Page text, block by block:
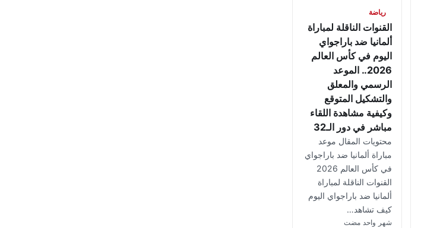
رياضة
القنوات الناقلة لمباراة
ألمانيا ضد باراجواي
اليوم في كأس العالم
2026.. الموعد
الرسمي والمعلق
والتشكيل المتوقع
وكيفية مشاهدة اللقاء
مباشر في دور الـ32
محتويات المقال موعد
مباراة ألمانيا ضد باراجواي
في كأس العالم 2026
القنوات الناقلة لمباراة
ألمانيا ضد باراجواي اليوم
كيف تشاهد…
شهر واحد مضت